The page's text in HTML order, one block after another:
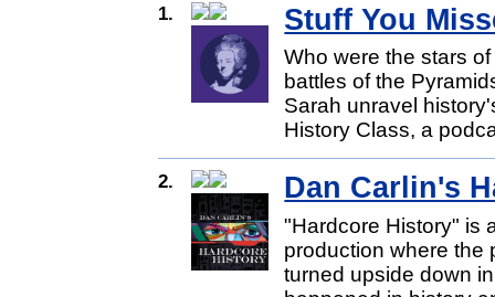
1. Stuff You
Who were the stars
battles of the
Sarah unravel
History Class, a
2. Dan Carlin's
"Hardcore History" is
production where the
turned upside down